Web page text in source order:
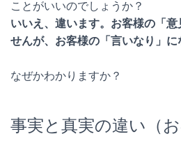
ことがいいのでしょうか？
いいえ、違います。お客様の「
せんが、お客様の「言いなり」に
なぜかわかりますか？
事実と真実の違い（